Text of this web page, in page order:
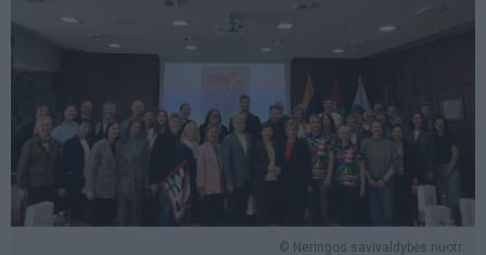
© Neringos savivaldybės nuotr.